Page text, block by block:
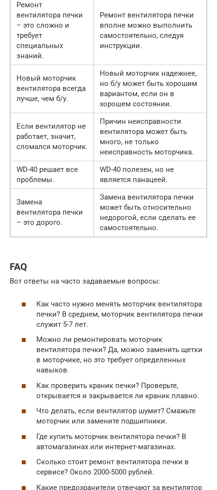
Ремонт
вентилятора печки
– это сложно и
требует
специальных
знаний.
Ремонт вентилятора печки
вполне можно выполнить
самостоятельно, следуя
инструкции.
Новый моторчик
вентилятора всегда
лучше, чем б/у.
Новый моторчик надежнее,
но б/у может быть хорошим
вариантом, если он в
хорошем состоянии.
Если вентилятор не
работает, значит,
сломался моторчик.
Причин неисправности
вентилятора может быть
много, не только
неисправность моторчика.
WD-40 решает все
проблемы.
WD-40 полезен, но не
является панацеей.
Замена
вентилятора печки
– это дорого.
Замена вентилятора печки
может быть относительно
недорогой, если сделать ее
самостоятельно.
FAQ
Вот ответы на часто задаваемые вопросы:
Как часто нужно менять моторчик вентилятора
печки? В среднем, моторчик вентилятора печки
служит 5-7 лет.
Можно ли ремонтировать моторчик
вентилятора печки? Да, можно заменить щетки
в моторчике, но это требует определенных
навыков.
Как проверить краник печки? Проверьте,
открывается и закрывается ли краник плавно.
Что делать, если вентилятор шумит? Смажьте
моторчик или замените подшипники.
Где купить моторчик вентилятора печки? В
автомагазинах или интернет-магазинах.
Сколько стоит ремонт вентилятора печки в
сервисе? Около 2000-5000 рублей.
Какие предохранители отвечают за вентилятор